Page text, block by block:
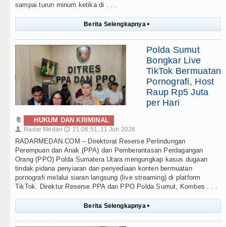
sampai turun minum ketika di . . .
Berita Selengkapnya ▸
Polda Sumut
Bongkar Live
TikTok Bermuatan
Pornografi, Host
Raup Rp5 Juta
per Hari
🔖 HUKUM DAN KRIMINAL
👤 Radar Medan 🕔 21:06:51, 11 Jun 2026
RADARMEDAN.COM – Direktorat Reserse Perlindungan
Perempuan dan Anak (PPA) dan Pemberantasan Perdagangan
Orang (PPO) Polda Sumatera Utara mengungkap kasus dugaan
tindak pidana penyiaran dan penyediaan konten bermuatan
pornografi melalui siaran langsung (live streaming) di platform
TikTok. Direktur Reserse PPA dan PPO Polda Sumut, Kombes . . .
Berita Selengkapnya ▸